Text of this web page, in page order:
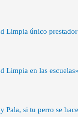
Limpia único
Limpia en las escuelas»
Pala, si tu perro se